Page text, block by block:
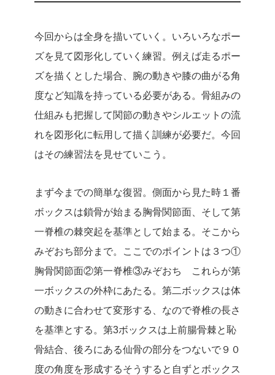
今回からは全身を描いていく。いろいろなポー
ズを見て図形化していく練習。例えば走るポー
ズを描くとした場合、腕の動きや膝の曲がる角
度など知識を持っている必要がある。骨組みの
仕組みも把握して関節の動きやシルエットの流
れを図形化に転用して描く訓練が必要だ。今回
はその練習法を見せていこう。
まず今までの簡単な復習。側面から見た時１番
ボックスは鎖骨が始まる胸骨関節面、そして第
一脊椎の棘突起を基準として始まる。そこから
みぞおち部分まで。ここでのポイントは３つ①
胸骨関節面②第一脊椎③みぞおち これらが第
一ボックスの外枠にあたる。第二ボックスは体
の動きに合わせて変形する、なので脊椎の長さ
を基準とする。第3ボックスは上前腸骨棘と恥
骨結合、後ろにある仙骨の部分をつないで９０
度の角度を形成するそうすると自ずとボックス